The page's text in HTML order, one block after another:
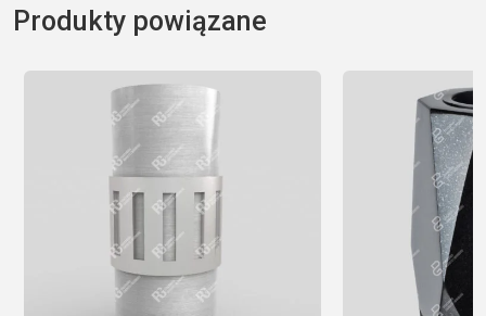
t
r
Produkty powiązane